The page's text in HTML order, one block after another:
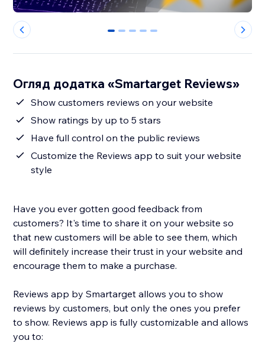
0 1 2 3 4
Огляд додатка «Smartarget Reviews»
Show customers reviews on your website
Show ratings by up to 5 stars
Have full control on the public reviews
Customize the Reviews app to suit your website
style
Have you ever gotten good feedback from
customers? It's time to share it on your website so
that new customers will be able to see them, which
will definitely increase their trust in your website and
encourage them to make a purchase.
Reviews app by Smartarget allows you to show
reviews by customers, but only the ones you prefer
to show. Reviews app is fully customizable and allows
you to: